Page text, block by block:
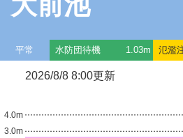
平常 水防団待機 1.03m 氾濫
2026/8/8 8:00更新
3.0m
4.0m